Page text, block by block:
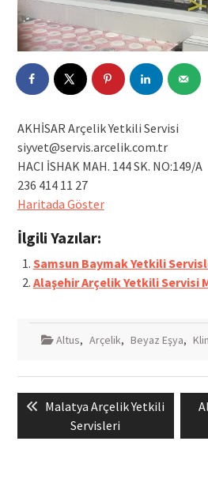
AKHİSAR Arçelik Yetkili Servisi
siyvet@servis.arcelik.com.tr
HACI İSHAK MAH. 144 SK. NO:149/A
236 414 11 27
Haritada Göster
İlgili Yazılar:
Samsun Baymak Yetkili
Alaşehir Arçelik Yetkili Servisi
Altus, Arçelik, Beyaz Eşya,
gezinmesi
Previous
post:
Malatya Arçelik Yetkili
Servisleri